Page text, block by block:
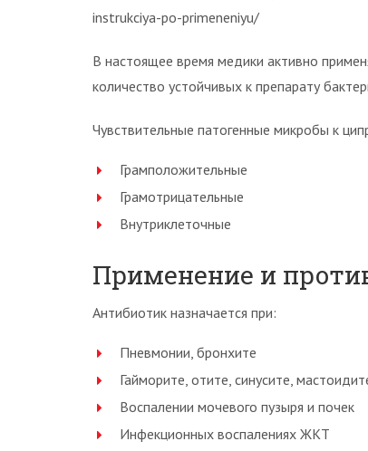
instrukciya-po-primeneniyu/
В настоящее время медики активно
количество устойчивых к препарату
Чувствительные патогенные микробы к
Грамположительные
Грамотрицательные
Внутриклеточные
Применение и
Антибиотик назначается при:
Пневмонии, бронхите
Гайморите, отите, синусите,
Воспалении мочевого пузыря и почек
Инфекционных воспалениях ЖКТ